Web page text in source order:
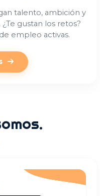
talento, ambición y
gustan los retos?
empleo activas.